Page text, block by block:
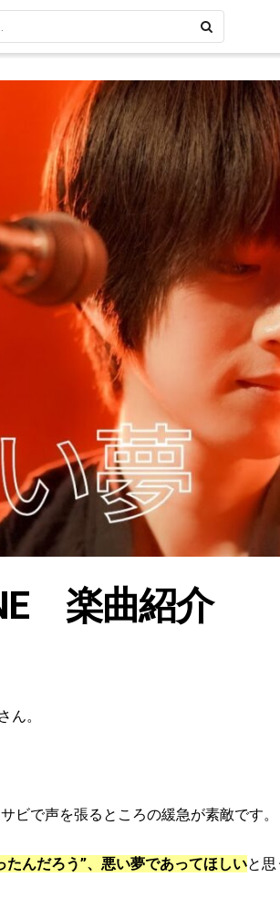
楽曲紹介
ん。
ビで声を張るところの緩急が素敵です。
んだろう”、悪い夢であってほしいと